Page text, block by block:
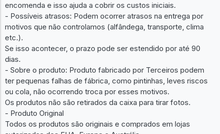
encomenda e isso ajuda a cobrir os custos iniciais.
- Possíveis atrasos: Podem ocorrer atrasos na entrega por
motivos que não controlamos (alfândega, transporte, clima
etc.).
Se isso acontecer, o prazo pode ser estendido por até 90
dias.
- Sobre o produto: Produto fabricado por Terceiros podem
ter pequenas falhas de fábrica, como pintinhas, leves riscos
ou cola, não ocorrendo troca por esses motivos.
Os produtos não são retirados da caixa para tirar fotos.
- Produto Original
Todos os produtos são originais e comprados em lojas